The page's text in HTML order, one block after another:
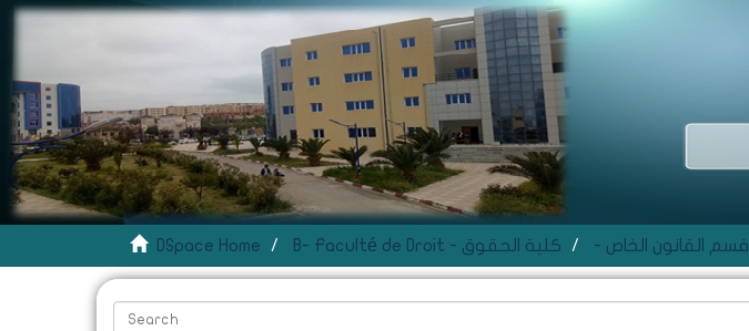
DSpace Home B- Faculté de Droit - كلية الحقوق - قسم القانون الخاص